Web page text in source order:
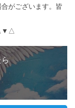
がございます。 皆